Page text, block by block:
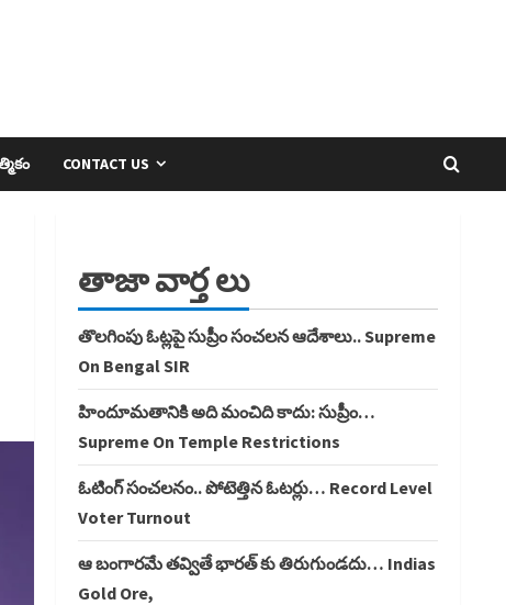
CONTACT US
తాజా వార్త లు
తొలగింపు ఓట్లపై సుప్రీం సంచలన ఆదేశాలు.. Supreme
On Bengal SIR
హిందూమతానికి అది మంచిది కాదు: సుప్రీం…
Supreme On Temple Restrictions
ఓటింగ్ సంచలనం.. పోటెత్తిన ఓటర్లు… Record Level
Voter Turnout
ఆ బంగారమే తవ్వితే భారత్ కు తిరుగుండదు… Indias
Gold Ore,